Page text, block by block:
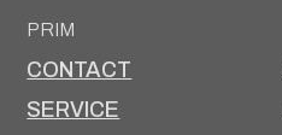
PRIM
CONTACT
SERVICE